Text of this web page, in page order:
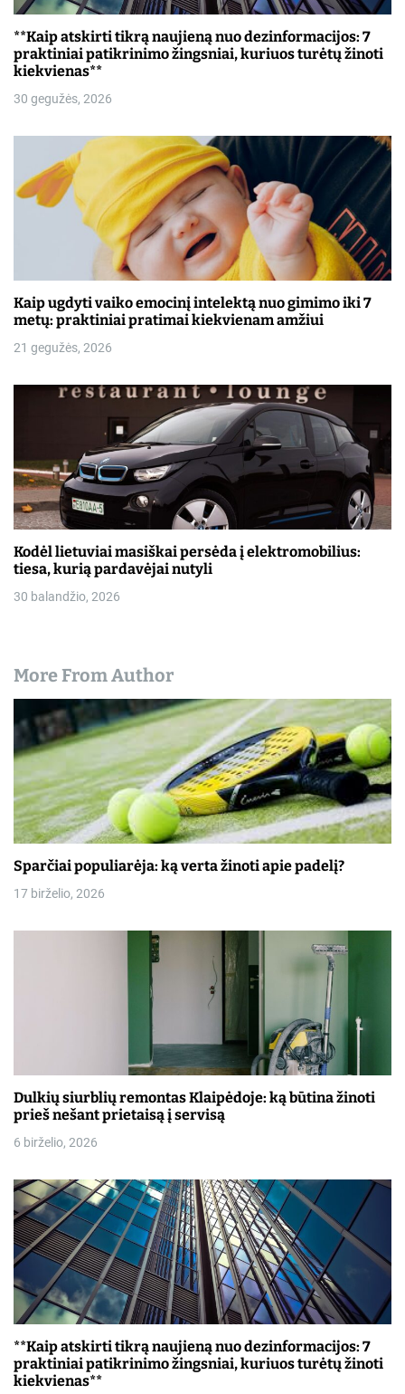
š
ų
**Kaip atskirti tikrą naujieną nuo dezinformacijos: 7
praktiniai patikrinimo žingsniai, kuriuos turėtų žinoti
kiekvienas**
30 gegužės, 2026
Kaip ugdyti vaiko emocinį intelektą nuo gimimo iki 7
metų: praktiniai pratimai kiekvienam amžiui
21 gegužės, 2026
Kodėl lietuviai masiškai persėda į elektromobilius:
tiesa, kurią pardavėjai nutyli
30 balandžio, 2026
More From Author
Sparčiai populiarėja: ką verta žinoti apie padelį?
17 birželio, 2026
Dulkių siurblių remontas Klaipėdoje: ką būtina žinoti
prieš nešant prietaisą į servisą
6 birželio, 2026
**Kaip atskirti tikrą naujieną nuo dezinformacijos: 7
praktiniai patikrinimo žingsniai, kuriuos turėtų žinoti
kiekvienas**